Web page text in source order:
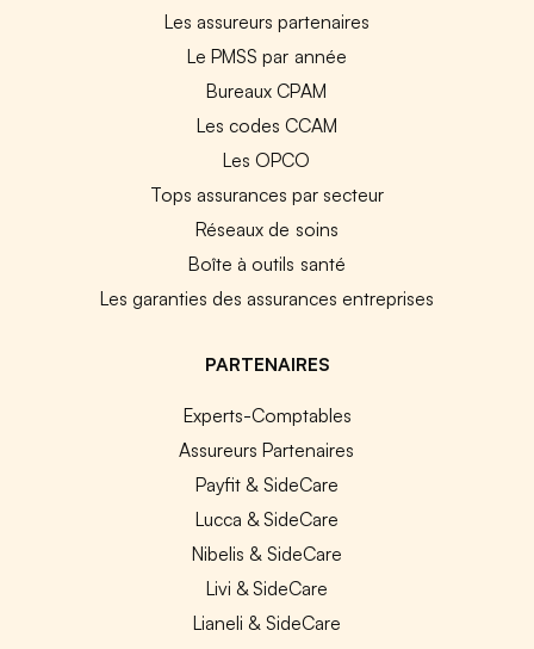
Les assureurs partenaires
Le PMSS par année
Bureaux CPAM
Les codes CCAM
Les OPCO
Tops assurances par secteur
Réseaux de soins
Boîte à outils santé
Les garanties des assurances entreprises
PARTENAIRES
Experts-Comptables
Assureurs Partenaires
Payfit & SideCare
Lucca & SideCare
Nibelis & SideCare
Livi & SideCare
Lianeli & SideCare